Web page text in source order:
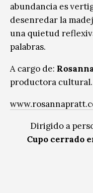
abundancia es
desenredar la
una quietud
palabras.
A cargo de:
productora cultural.
Dirigido a
Cupo cerrado